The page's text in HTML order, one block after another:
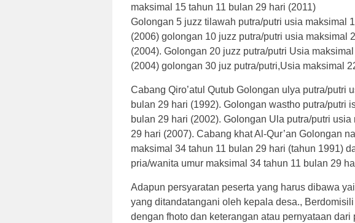
maksimal 15 tahun 11 bulan 29 hari (2011)
Golongan 5 juzz tilawah putra/putri usia maksimal
(2006) golongan 10 juzz putra/putri usia maksimal
(2004). Golongan 20 juzz putra/putri Usia
(2004) golongan 30 juz putra/putri,Usia maksimal
Cabang Qiro’atul Qutub Golongan ulya putra/putri
bulan 29 hari (1992). Golongan wastho putra/putri
bulan 29 hari (2002). Golongan Ula putra/putri
29 hari (2007). Cabang khat Al-Qur’an Golongan
maksimal 34 tahun 11 bulan 29 hari (tahun 1991)
pria/wanita umur maksimal 34 tahun 11 bulan 29
Adapun persyaratan peserta yang harus dibawa
yang ditandatangani oleh kepala desa.,
dengan fhoto dan keterangan atau pernyataan dari